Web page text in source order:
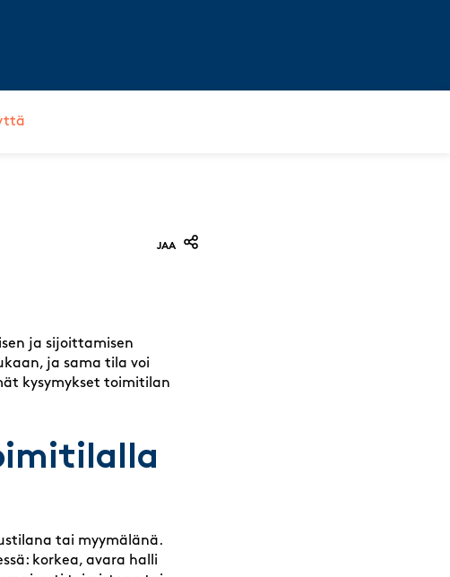
JAA
ja sijoittamisen
ja sama tila voi
kysymykset toimitilan
tai myymälänä.
korkea, avara halli